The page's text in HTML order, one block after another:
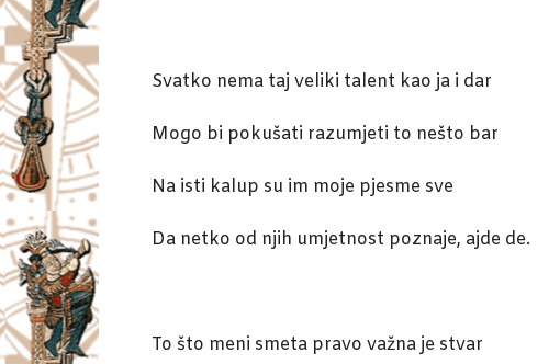
Svatko nema taj veliki talent kao ja i dar
Mogo bi pokušati razumjeti to nešto bar
Na isti kalup su im moje pjesme sve
Da netko od njih umjetnost poznaje, ajde de.
To što meni smeta pravo važna je stvar